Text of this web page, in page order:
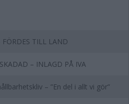
TILL LAND
– INLAGD PÅ IVA
– ”En del i allt vi gör”